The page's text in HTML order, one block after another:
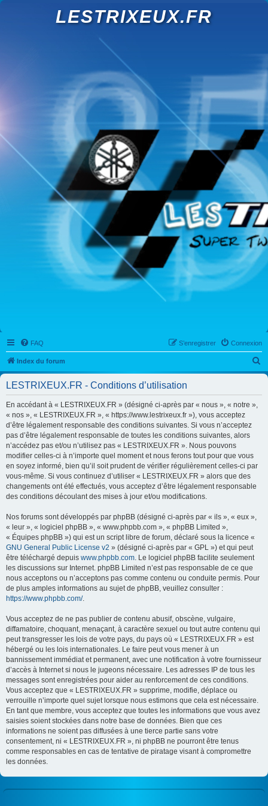
LESTRIXEUX.FR
FAQ Connexion
S’enregistrer
Index du forum
e
LESTRIXEUX.FR - Conditions d’utilisation
En accédant à « LESTRIXEUX.FR » (désigné ci-après par « nous », « notre »,
« nos », « LESTRIXEUX.FR », « https://www.lestrixeux.fr »), vous acceptez
d’être légalement responsable des conditions suivantes. Si vous n’acceptez
pas d’être légalement responsable de toutes les conditions suivantes, alors
n’accédez pas et/ou n’utilisez pas « LESTRIXEUX.FR ». Nous pouvons
modifier celles-ci à n’importe quel moment et nous ferons tout pour que vous
en soyez informé, bien qu’il soit prudent de vérifier régulièrement celles-ci par
vous-même. Si vous continuez d’utiliser « LESTRIXEUX.FR » alors que des
changements ont été effectués, vous acceptez d’être légalement responsable
des conditions découlant des mises à jour et/ou modifications.
Nos forums sont développés par phpBB (désigné ci-après par « ils », « eux »,
« leur », « logiciel phpBB », « www.phpbb.com », « phpBB Limited »,
« Équipes phpBB ») qui est un script libre de forum, déclaré sous la licence «
GNU General Public License v2 » (désigné ci-après par « GPL ») et qui peut
être téléchargé depuis www.phpbb.com. Le logiciel phpBB facilite seulement
les discussions sur Internet. phpBB Limited n’est pas responsable de ce que
nous acceptons ou n’acceptons pas comme contenu ou conduite permis. Pour
de plus amples informations au sujet de phpBB, veuillez consulter :
https://www.phpbb.com/.
Vous acceptez de ne pas publier de contenu abusif, obscène, vulgaire,
diffamatoire, choquant, menaçant, à caractère sexuel ou tout autre contenu qui
peut transgresser les lois de votre pays, du pays où « LESTRIXEUX.FR » est
hébergé ou les lois internationales. Le faire peut vous mener à un
bannissement immédiat et permanent, avec une notification à votre fournisseur
d’accès à Internet si nous le jugeons nécessaire. Les adresses IP de tous les
messages sont enregistrées pour aider au renforcement de ces conditions.
Vous acceptez que « LESTRIXEUX.FR » supprime, modifie, déplace ou
verrouille n’importe quel sujet lorsque nous estimons que cela est nécessaire.
En tant que membre, vous acceptez que toutes les informations que vous avez
saisies soient stockées dans notre base de données. Bien que ces
informations ne soient pas diffusées à une tierce partie sans votre
consentement, ni « LESTRIXEUX.FR », ni phpBB ne pourront être tenus
comme responsables en cas de tentative de piratage visant à compromettre
les données.